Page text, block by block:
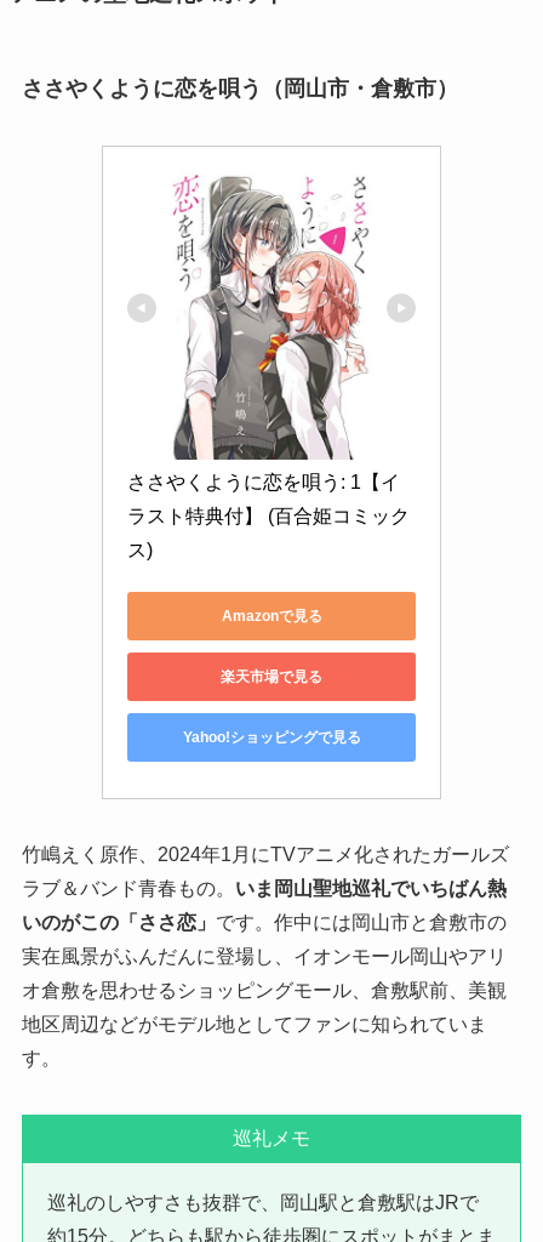
ささやくように恋を唄う（岡山市・倉敷市）
ささやくように恋を唄う: 1【イ
ラスト特典付】 (百合姫コミック
ス)
Amazonで見る
楽天市場で見る
Yahoo!ショッピングで見る
竹嶋えく原作、2024年1月にTVアニメ化されたガールズ
ラブ＆バンド青春もの。 いま岡山聖地巡礼でいちばん熱
いのがこの「ささ恋」 です。作中には岡山市と倉敷市の
実在風景がふんだんに登場し、イオンモール岡山やアリ
オ倉敷を思わせるショッピングモール、倉敷駅前、美観
地区周辺などがモデル地としてファンに知られていま
す。
巡礼メモ
巡礼のしやすさも抜群で、岡山駅と倉敷駅はJRで
約15分。どちらも駅から徒歩圏にスポットがまとま